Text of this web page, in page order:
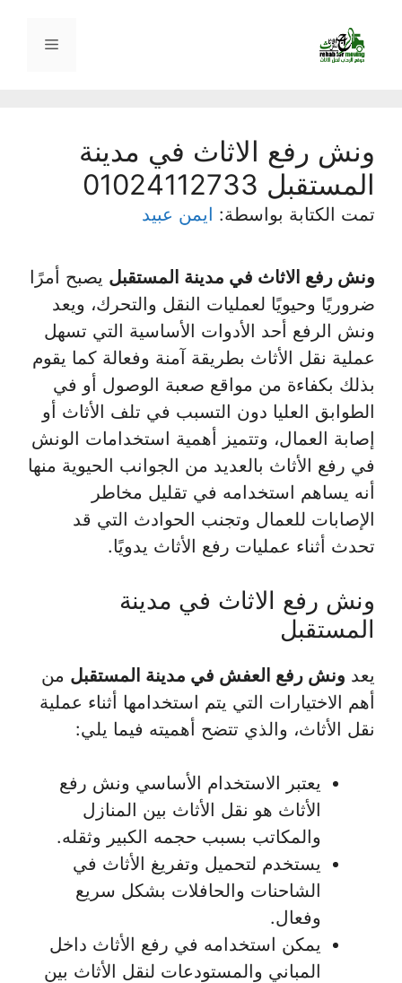
المحتوى
القائمة
ونش رفع الاثاث في مدينة
المستقبل 01024112733
تمت الكتابة بواسطة: ايمن عبيد
ونش رفع الاثاث في مدينة المستقبل يصبح أمرًا
ضروريًا وحيويًا لعمليات النقل والتحرك، ويعد
ونش الرفع أحد الأدوات الأساسية التي تسهل
عملية نقل الأثاث بطريقة آمنة وفعالة كما يقوم
بذلك بكفاءة من مواقع صعبة الوصول أو في
الطوابق العليا دون التسبب في تلف الأثاث أو
إصابة العمال، وتتميز أهمية استخدامات الونش
في رفع الأثاث بالعديد من الجوانب الحيوية منها
أنه يساهم استخدامه في تقليل مخاطر
الإصابات للعمال وتجنب الحوادث التي قد
تحدث أثناء عمليات رفع الأثاث يدويًا.
ونش رفع الاثاث في مدينة
المستقبل
يعد ونش رفع العفش في مدينة المستقبل من
أهم الاختيارات التي يتم استخدامها أثناء عملية
نقل الأثاث، والذي تتضح أهميته فيما يلي:
يعتبر الاستخدام الأساسي ونش رفع
الأثاث هو نقل الأثاث بين المنازل
والمكاتب بسبب حجمه الكبير وثقله.
يستخدم لتحميل وتفريغ الأثاث في
الشاحنات والحافلات بشكل سريع
وفعال.
يمكن استخدامه في رفع الأثاث داخل
المباني والمستودعات لنقل الأثاث بين